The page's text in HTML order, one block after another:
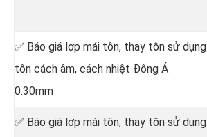
✅ Báo giá lợp mái tôn, thay tôn sử dụng
tôn cách âm, cách nhiệt Đông Á
0.30mm
✅ Báo giá lợp mái tôn, thay tôn sử dụng